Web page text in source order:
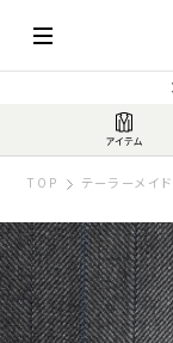
TOP テーラーメイ